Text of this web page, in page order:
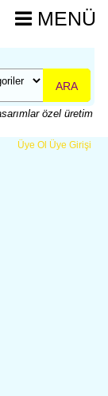
MENÜ
ARA
özel üretim
Üye Ol Üye Girişi